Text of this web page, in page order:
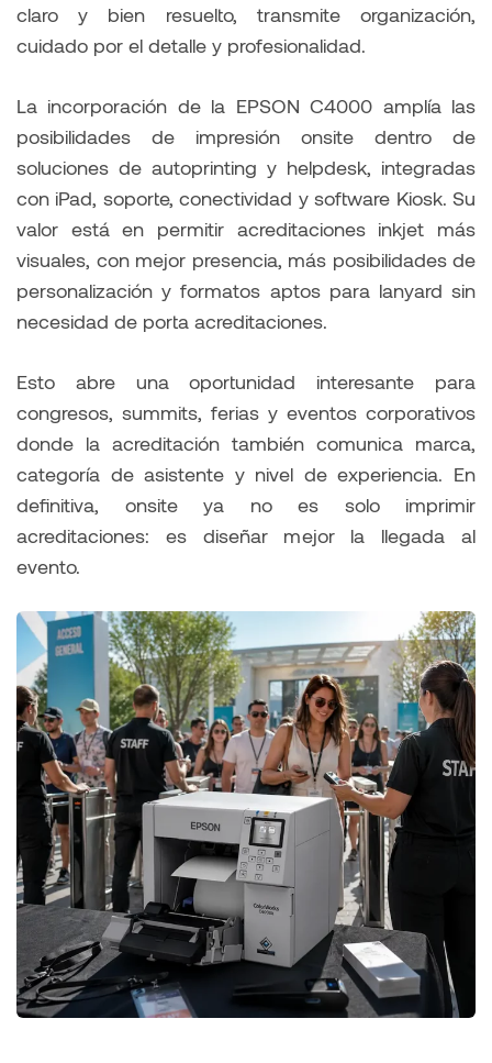
claro y bien resuelto, transmite organización,
cuidado por el detalle y profesionalidad.
La incorporación de la EPSON C4000 amplía las
posibilidades de impresión onsite dentro de
soluciones de autoprinting y helpdesk, integradas
con iPad, soporte, conectividad y software Kiosk. Su
valor está en permitir acreditaciones inkjet más
visuales, con mejor presencia, más posibilidades de
personalización y formatos aptos para lanyard sin
necesidad de porta acreditaciones.
Esto abre una oportunidad interesante para
congresos, summits, ferias y eventos corporativos
donde la acreditación también comunica marca,
categoría de asistente y nivel de experiencia. En
definitiva, onsite ya no es solo imprimir
acreditaciones: es diseñar mejor la llegada al
evento.